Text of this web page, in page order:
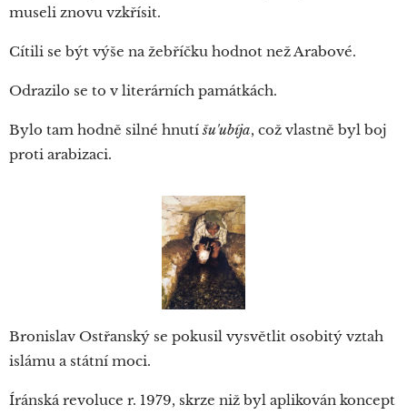
museli znovu vzkřísit.
Cítili se být výše na žebříčku hodnot než Arabové.
Odrazilo se to v literárních památkách.
Bylo tam hodně silné hnutíšu'ubíja, což vlastně byl boj
proti arabizaci.
Bronislav Ostřanský se pokusil vysvětlit osobitý vztah
islámu a státní moci.
Íránská revoluce r. 1979, skrze niž byl aplikován koncept